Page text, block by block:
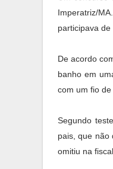
Imperatriz/
participava
De acordo
banho em
com um fio
Segundo
pais, que não
omitiu na